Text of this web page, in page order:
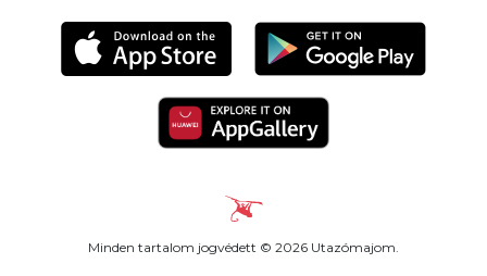
Minden tartalom jogvédett © 2026 Utazómajom.